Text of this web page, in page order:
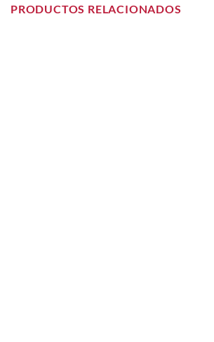
PRODUCTOS RELACIONADOS